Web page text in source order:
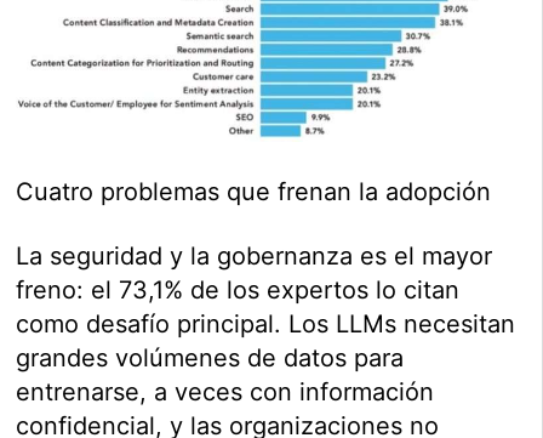
Cuatro problemas que frenan la adopción
La seguridad y la gobernanza es el mayor
freno: el 73,1% de los expertos lo citan
como desafío principal. Los LLMs necesitan
grandes volúmenes de datos para
entrenarse, a veces con información
confidencial, y las organizaciones no